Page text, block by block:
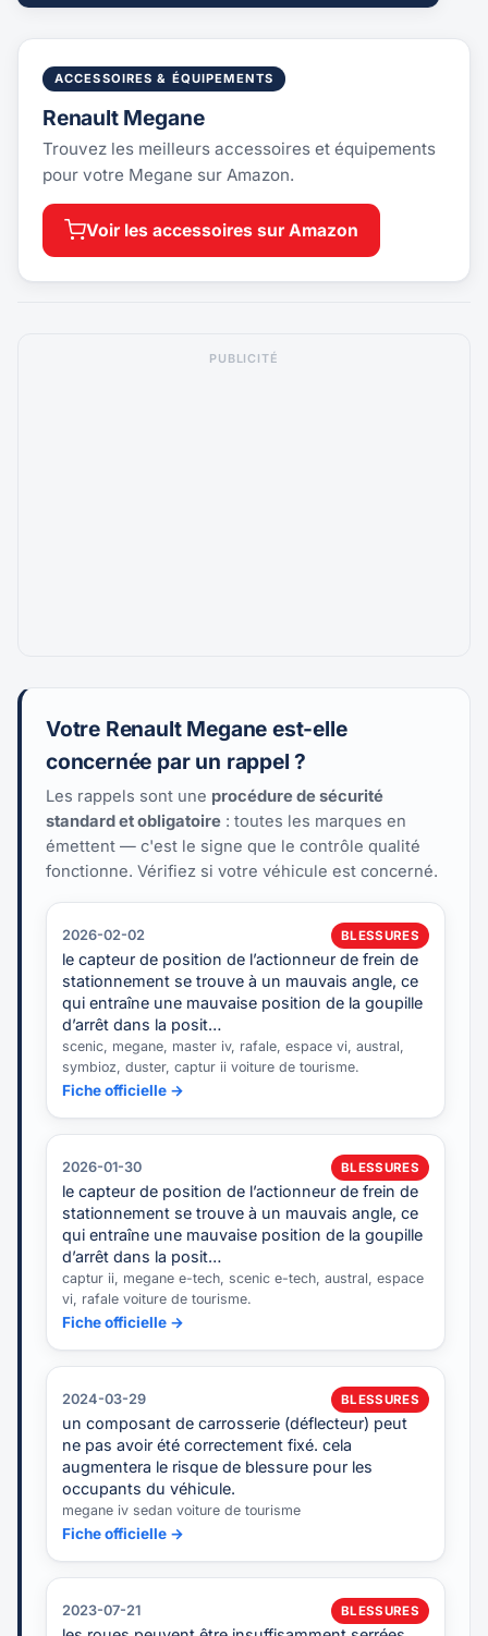
ACCESSOIRES & ÉQUIPEMENTS
Renault Megane
Trouvez les meilleurs accessoires et équipements
pour votre Megane sur Amazon.
Voir les accessoires sur Amazon
PUBLICITÉ
Votre Renault Megane est-elle
concernée par un rappel ?
Les rappels sont une procédure de sécurité
standard et obligatoire : toutes les marques en
émettent — c'est le signe que le contrôle qualité
fonctionne. Vérifiez si votre véhicule est concerné.
2026-02-02 BLESSURES
le capteur de position de l’actionneur de frein de
stationnement se trouve à un mauvais angle, ce
qui entraîne une mauvaise position de la goupille
d’arrêt dans la posit…
scenic, megane, master iv, rafale, espace vi, austral,
symbioz, duster, captur ii voiture de tourisme.
Fiche officielle →
2026-01-30 BLESSURES
le capteur de position de l’actionneur de frein de
stationnement se trouve à un mauvais angle, ce
qui entraîne une mauvaise position de la goupille
d’arrêt dans la posit…
captur ii, megane e-tech, scenic e-tech, austral, espace
vi, rafale voiture de tourisme.
Fiche officielle →
2024-03-29 BLESSURES
un composant de carrosserie (déflecteur) peut
ne pas avoir été correctement fixé. cela
augmentera le risque de blessure pour les
occupants du véhicule.
megane iv sedan voiture de tourisme
Fiche officielle →
2023-07-21 BLESSURES